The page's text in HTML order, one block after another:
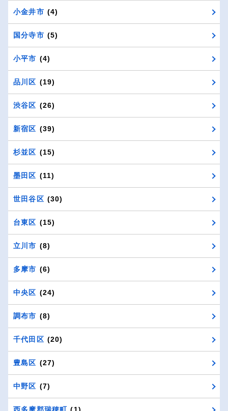
小金井市 (4)
国分寺市 (5)
小平市 (4)
品川区 (19)
渋谷区 (26)
新宿区 (39)
杉並区 (15)
墨田区 (11)
世田谷区 (30)
台東区 (15)
立川市 (8)
多摩市 (6)
中央区 (24)
調布市 (8)
千代田区 (20)
豊島区 (27)
中野区 (7)